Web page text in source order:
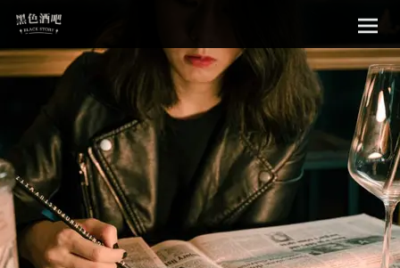
黑色酒吧